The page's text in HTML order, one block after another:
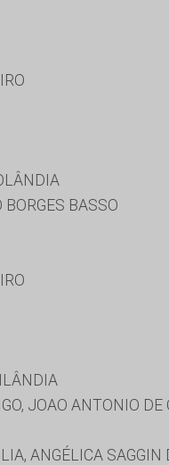
BORGES BASSO
JOAO ANTONIO
ANGÉLICA